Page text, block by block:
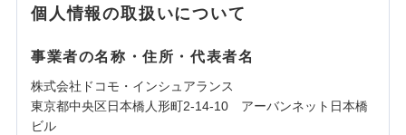
個人情報の取扱いについて
事業者の名称・住所・代表者名
株式会社ドコモ・インシュアランス
東京都中央区日本橋人形町2-14-10 アーバンネット日本橋
ビル